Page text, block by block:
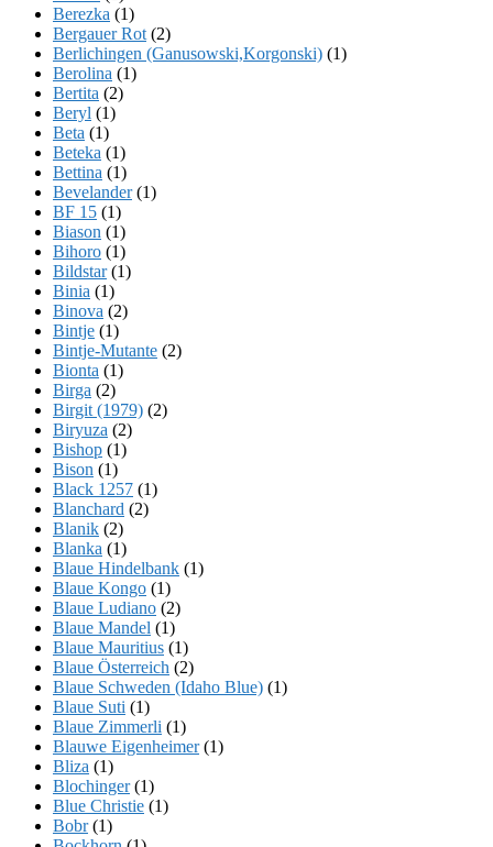
Berezka (1)
Bergauer Rot (2)
Berlichingen (Ganusowski,Korgonski) (1)
Berolina (1)
Bertita (2)
Beryl (1)
Beta (1)
Beteka (1)
Bettina (1)
Bevelander(1)
BF 15 (1)
Biason (1)
Bihoro (1)
Bildstar(1)
Binia (1)
Binova (2)
Bintje (1)
Bintje-Mutante (2)
Bionta (1)
Birga (2)
Birgit (1979) (2)
Biryuza (2)
Bishop (1)
Bison (1)
Black 1257 (1)
Blanchard (2)
Blanik (2)
Blanka (1)
Blaue Hindelbank (1)
Blaue Kongo (1)
Blaue Ludiano (2)
Blaue Mandel (1)
Blaue Mauritius (1)
Blaue Österreich (2)
Blaue Schweden (Idaho Blue) (1)
Blaue Suti (1)
Blaue Zimmerli (1)
Blauwe Eigenheimer(1)
Bliza (1)
Blochinger(1)
Blue Christie (1)
Bobr(1)